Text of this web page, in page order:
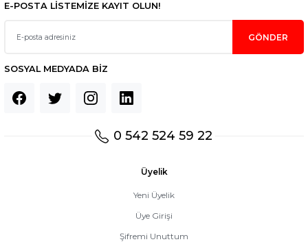
E-POSTA LİSTEMİZE KAYIT OLUN!
GÖNDER
SOSYAL MEDYADA BİZ
0 542 524 59 22
Üyelik
Yeni Üyelik
Üye Girişi
Şifremi Unuttum